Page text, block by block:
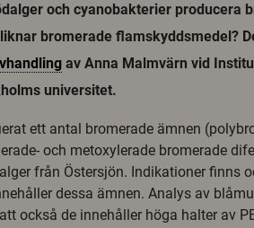
och cyanobakterier producera
bromerade flamskyddsmedel?
av Anna Malmvärn vid
universitet.
ett antal bromerade ämnen
och metoxylerade bromerade
från Östersjön. Indikationer finns
dessa ämnen. Analys av
också de innehåller höga halter av